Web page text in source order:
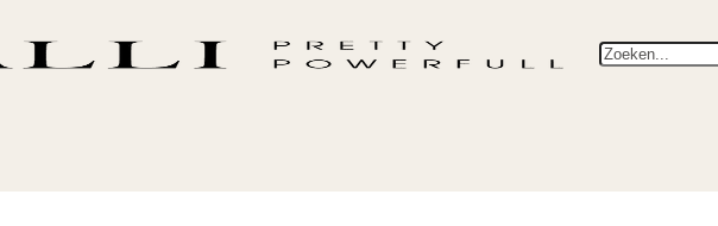
Zoeken